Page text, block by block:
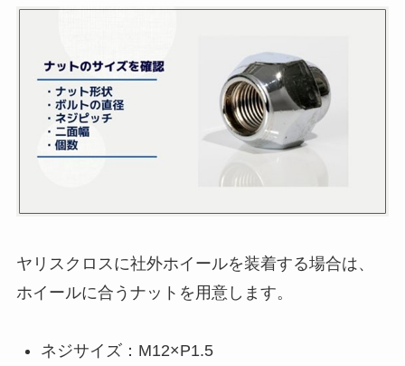
ヤリスクロスに社外ホイールを装着する場合は、
ホイールに合うナットを用意します。
ネジサイズ：M12×P1.5